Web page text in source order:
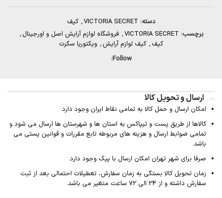
دسته: VICTORIA SECRET
, کیف
برچسب: VICTORIA SECRET
, فروشگاه لوازم آرایش اصل و اورجینال ,
کیف , کیف لوازم آرایش , ویکتوریا سکرت
Follow:
ارسال و تحویل کالا
امکان ارسال و حمل کالا به تمامی نقاط ایران وجود دارد.
کالاها از طریق پست و تیپاکس به استان ها و شهرستان ها ارسال می شود و
تمامی ضوابط ارسال و هزینه های مربوطه تابع مقررات و قوانین پستی می
باشد.
صرفا برای شهر تهران امکان ارسال با پیک وجود دارد.
زمان تحویل کالا بستگی به زمان سفارش، تعطیلات احتمالی بعد از ثبت
سفارش داشته و از 24 الی 72 ساعت متغیر می باشد.